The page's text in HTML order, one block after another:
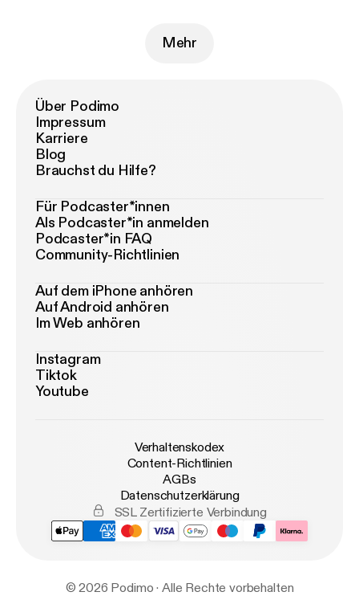
Mehr
Über Podimo
Impressum
Karriere
Blog
Brauchst du Hilfe?
Für Podcaster*innen
Als Podcaster*in anmelden
Podcaster*in FAQ
Community-Richtlinien
Auf dem iPhone anhören
Auf Android anhören
Im Web anhören
Instagram
Tiktok
Youtube
Verhaltenskodex
Content-Richtlinien
AGBs
Datenschutzerklärung
SSL Zertifizierte Verbindung
© 2026 Podimo · Alle Rechte vorbehalten